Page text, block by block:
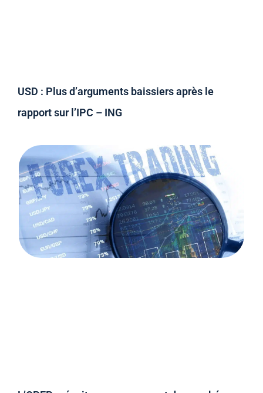
USD : Plus d’arguments baissiers après le
rapport sur l’IPC – ING